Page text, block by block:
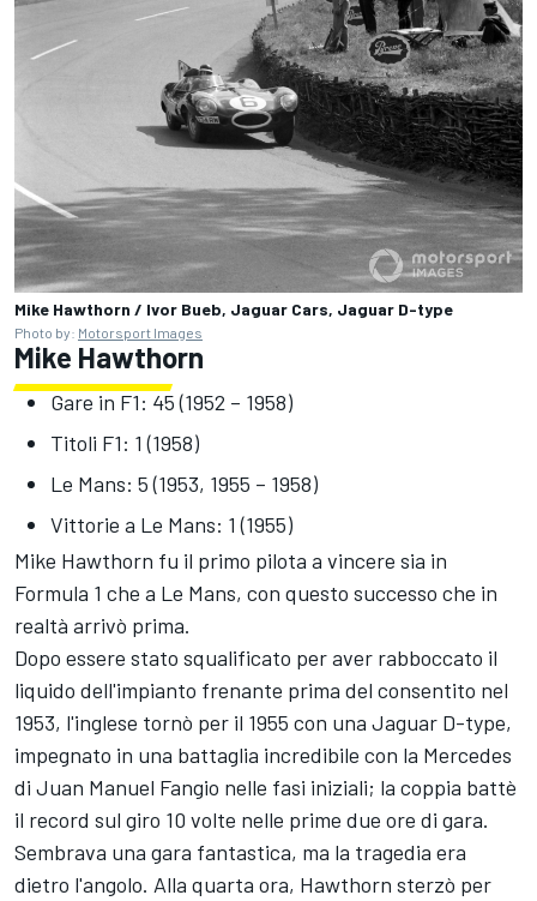
Mike Hawthorn / Ivor Bueb, Jaguar Cars, Jaguar D-type
Photo by: Motorsport Images
Mike Hawthorn
Gare in F1: 45 (1952 – 1958)
Titoli F1: 1 (1958)
Le Mans: 5 (1953, 1955 – 1958)
Vittorie a Le Mans: 1 (1955)
Mike Hawthorn fu il primo pilota a vincere sia in
Formula 1 che a Le Mans, con questo successo che in
realtà arrivò prima.
Dopo essere stato squalificato per aver rabboccato il
liquido dell'impianto frenante prima del consentito nel
1953, l'inglese tornò per il 1955 con una Jaguar D-type,
impegnato in una battaglia incredibile con la Mercedes
di Juan Manuel Fangio nelle fasi iniziali; la coppia battè
il record sul giro 10 volte nelle prime due ore di gara.
Sembrava una gara fantastica, ma la tragedia era
dietro l'angolo. Alla quarta ora, Hawthorn sterzò per